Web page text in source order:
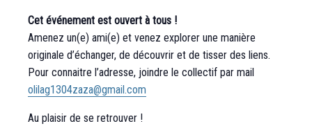
Cet événement est ouvert à tous !
Amenez un(e) ami(e) et venez explorer une manière
originale d’échanger, de découvrir et de tisser des liens.
Pour connaitre l’adresse, joindre le collectif par mail
olilag1304zaza@gmail.com
Au plaisir de se retrouver !